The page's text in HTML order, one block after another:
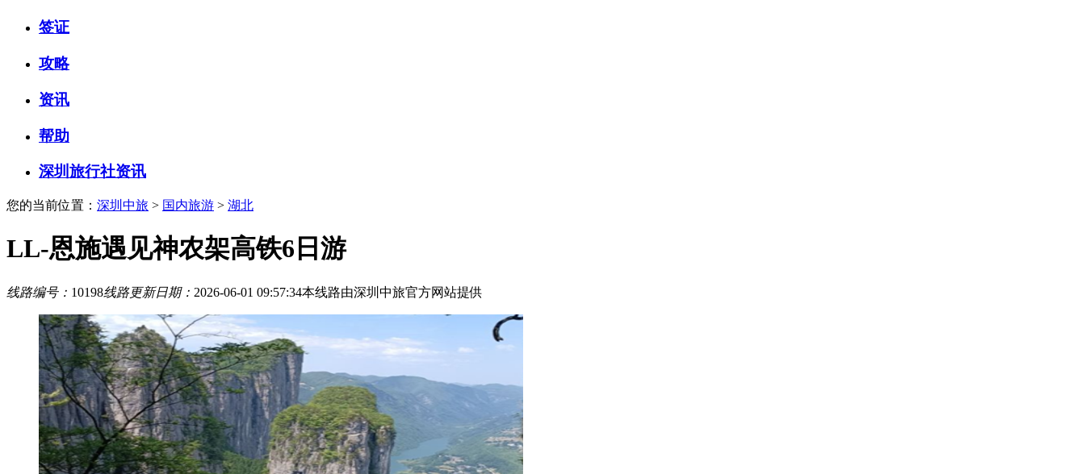
签证
攻略
资讯
帮助
深圳旅行社资讯
您的当前位置： 深圳中旅 > 国内旅游 > 湖北
LL-恩施遇见神农架高铁6日游
线路编号： 10198线路更新日期： 2026-06-01 09:57:34本线路由深圳中旅官方网站提供